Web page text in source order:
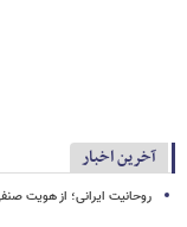
آخرین اخبار
روحانیت ایرانی؛ از هویت